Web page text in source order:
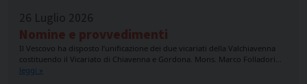
26 Luglio 2026
Nomine e provvedimenti
Il Vescovo ha disposto l’unificazione dei due vicariati della Valchiavenna
costituendo il Vicariato di Chiavenna e Gordona. Mons. Marco Folladori…
leggi »